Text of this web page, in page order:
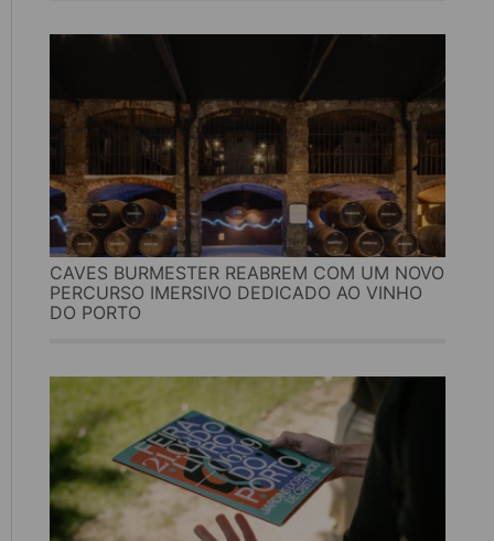
CAVES BURMESTER REABREM COM UM NOVO
PERCURSO IMERSIVO DEDICADO AO VINHO
DO PORTO